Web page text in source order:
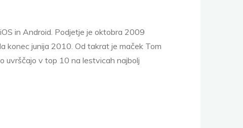
in Android. Podjetje je oktobra 2009
konec junija 2010. Od takrat je maček Tom
uvrščajo v top 10 na lestvicah najbolj